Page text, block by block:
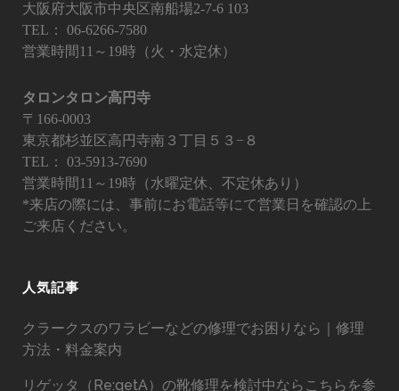
大阪府大阪市中央区南船場2-7-6 103
TEL：
06-6266-7580
営業時間11～19時（火・水定休）
タロンタロン高円寺
〒166-0003
東京都杉並区高円寺南３丁目５３−８
TEL：
03-5913-7690
営業時間11～19時（水曜定休、不定休あり）
*来店の際には、事前にお電話等にて営業日を確認の上
ご来店ください。
人気記事
クラークスのワラビーなどの修理でお困りなら｜修理
方法・料金案内
リゲッタ（Re:getA）の靴修理を検討中ならこちらを参